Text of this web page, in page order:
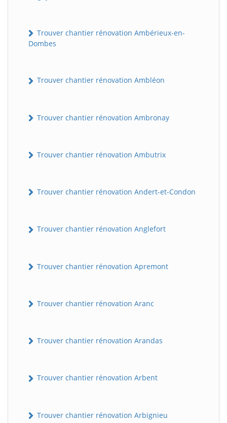
Trouver chantier rénovation Ambérieux-en-
Dombes
Trouver chantier rénovation Ambléon
Trouver chantier rénovation Ambronay
Trouver chantier rénovation Ambutrix
Trouver chantier rénovation Andert-et-Condon
Trouver chantier rénovation Anglefort
Trouver chantier rénovation Apremont
Trouver chantier rénovation Aranc
Trouver chantier rénovation Arandas
Trouver chantier rénovation Arbent
Trouver chantier rénovation Arbignieu